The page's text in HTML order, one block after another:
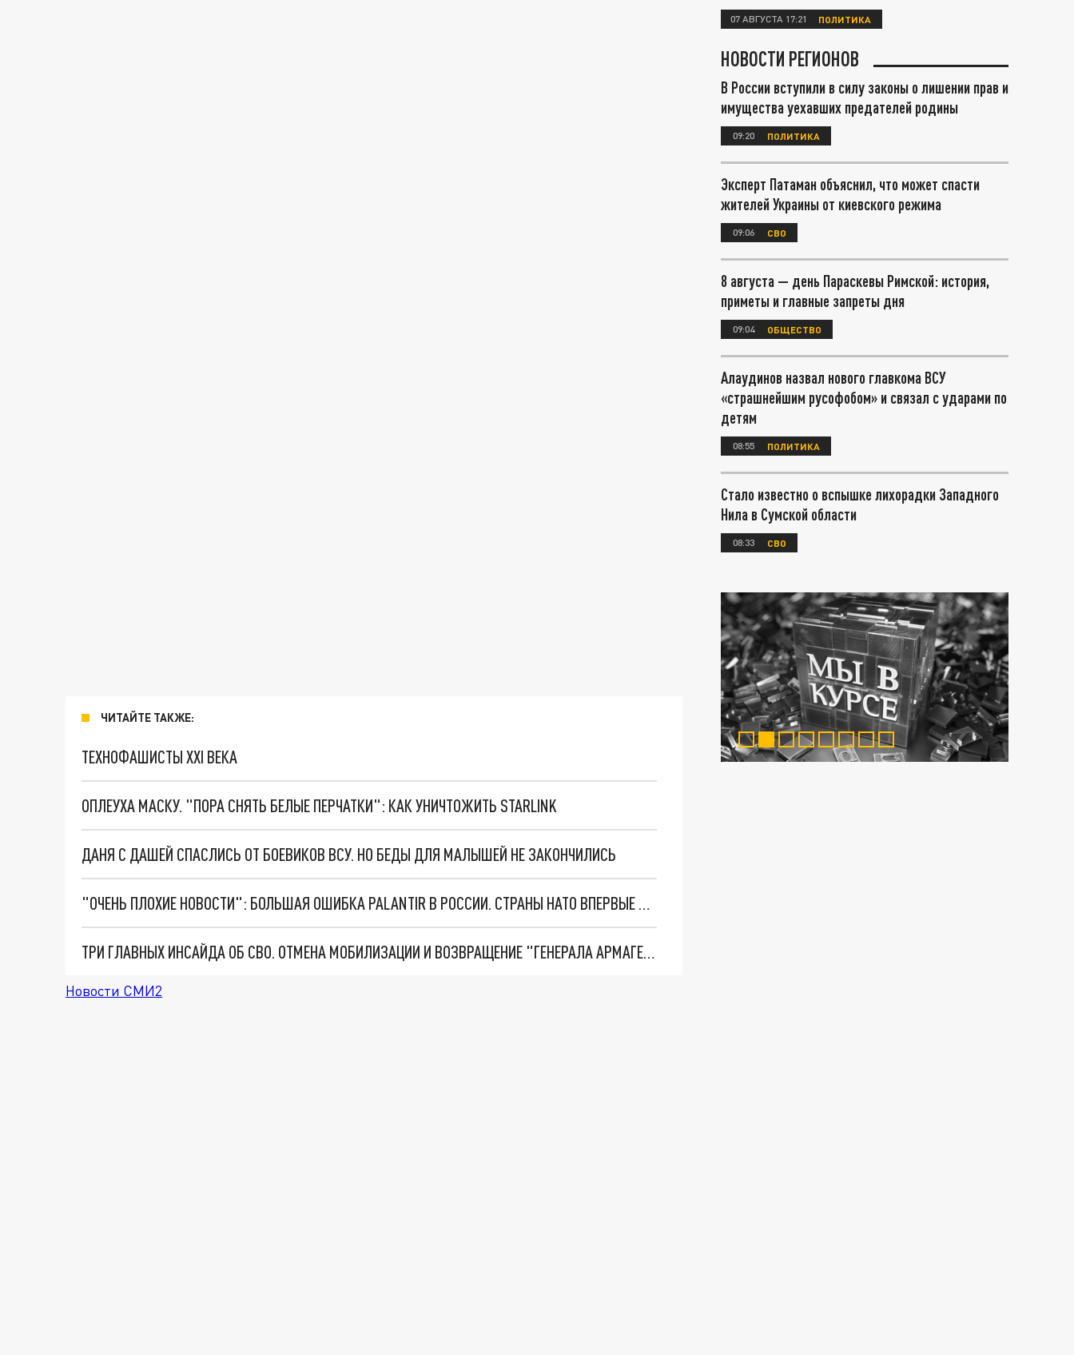
ЧИТАЙТЕ ТАКЖЕ:
ТЕХНОФАШИСТЫ XXI ВЕКА
ОПЛЕУХА МАСКУ. "ПОРА СНЯТЬ БЕЛЫЕ ПЕРЧАТКИ": КАК УНИЧТОЖИТЬ STARLINK
ДАНЯ С ДАШЕЙ СПАСЛИСЬ ОТ БОЕВИКОВ ВСУ. НО БЕДЫ ДЛЯ МАЛЫШЕЙ НЕ ЗАКОНЧИЛИСЬ
"ОЧЕНЬ ПЛОХИЕ НОВОСТИ": БОЛЬШАЯ ОШИБКА PALANTIR В РОССИИ. СТРАНЫ НАТО ВПЕРВЫЕ ЗА СВО ОСТАНОВИЛИ ПОСТАВКИ ОРУЖИЯ. ВСУ ТЕРЯЮТ ПРИГРАНИЧЬЕ?
ТРИ ГЛАВНЫХ ИНСАЙДА ОБ СВО. ОТМЕНА МОБИЛИЗАЦИИ И ВОЗВРАЩЕНИЕ "ГЕНЕРАЛА АРМАГЕДДОНА"? ОТЛИЧНЫЕ НОВОСТИ, КОТОРЫЕ ЖДАЛИ ВСЕ
Новости СМИ2
07 АВГУСТА 17:21 ПОЛИТИКА
НОВОСТИ РЕГИОНОВ
В России вступили в силу законы о лишении прав и
имущества уехавших предателей родины
09:20 ПОЛИТИКА
Эксперт Патаман объяснил, что может спасти
жителей Украины от киевского режима
09:06 СВО
8 августа — день Параскевы Римской: история,
приметы и главные запреты дня
09:04 ОБЩЕСТВО
Алаудинов назвал нового главкома ВСУ
«страшнейшим русофобом» и связал с ударами по
детям
08:55 ПОЛИТИКА
Стало известно о вспышке лихорадки Западного
Нила в Сумской области
08:33 СВО